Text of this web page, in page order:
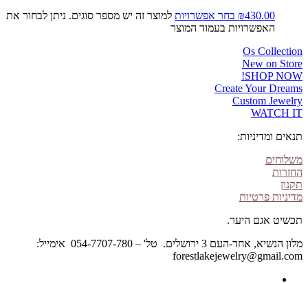
₪430.00 בחר אפשרויות למוצר זה יש מספר סוגים. ניתן לבחור את
האפשרויות בעמוד המוצר
Os Collection
New on Store
SHOP NOW!
Create Your Dreams
Custom Jewelry
WATCH IT
תנאים ומדיניות:
משלוחים
החזרות
תקנון
מדיניות פרטיות
תכשיט אגם היער.
מלון הנשיא, אחד-העם 3 ירושלים. טל' – 054-7707-780 אימייל:
forestlakejewelry@gmail.com